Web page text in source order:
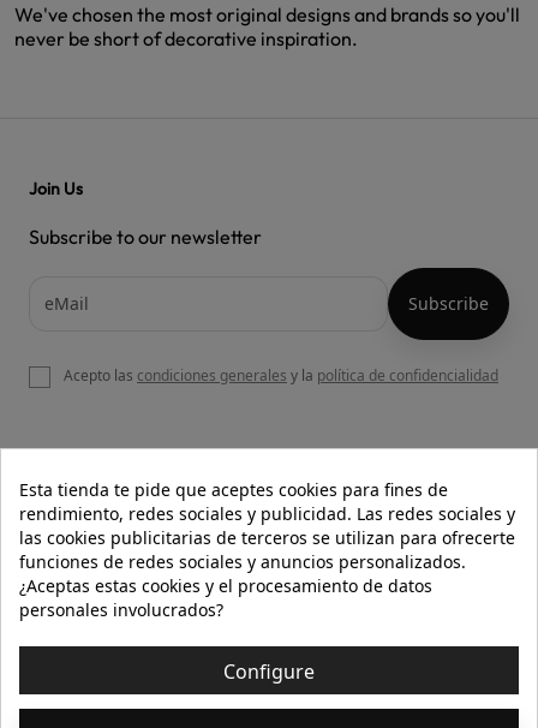
We've chosen the most original designs and brands so you'll
never be short of decorative inspiration.
OUR WEBSITE
HELP
INFORMATION 
Join Us
Subscribe to our newsletter
Acepto las condiciones generales y la política de confidencialidad
Esta tienda te pide que aceptes cookies para fines de
rendimiento, redes sociales y publicidad. Las redes sociales y
las cookies publicitarias de terceros se utilizan para ofrecerte
funciones de redes sociales y anuncios personalizados.
¿Aceptas estas cookies y el procesamiento de datos
personales involucrados?
Configure